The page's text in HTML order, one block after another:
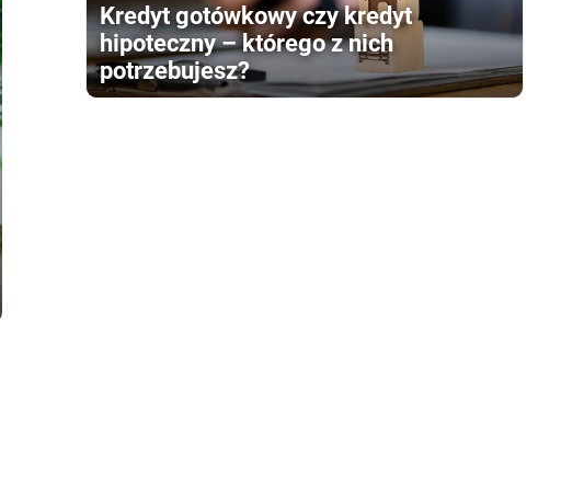
Kredyt gotówkowy czy kredyt
hipoteczny – którego z nich
potrzebujesz?